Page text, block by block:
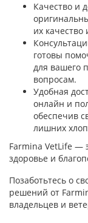
Качество и
их качество
готовы
для вашего
вопросам.
Удобная
онлайн и
обеспечив
лишних
Farmina VetLife —
здоровье и
Позаботьтесь о
решений от
владельцев и